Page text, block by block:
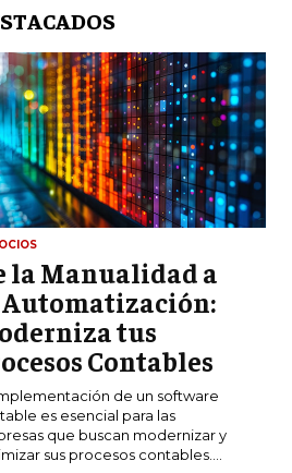
DE MARKETING
DE POSICIONAMIENTO WEB
DE ENLACES
la Manualidad a
tus
Contables
de un software
es esencial para las
que buscan modernizar y
sus procesos contables....